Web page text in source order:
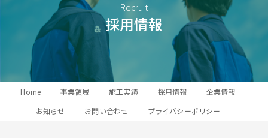
Recruit
採用情報
Home 事業領域 施工実績 採用情報
企業情報
お知らせ
お問い合わせ プライバシーポリシー